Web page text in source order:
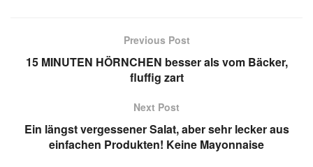
Previous Post
15 MINUTEN HÖRNCHEN besser als vom Bäcker,
fluffig zart
Next Post
Ein längst vergessener Salat, aber sehr lecker aus
einfachen Produkten! Keine Mayonnaise